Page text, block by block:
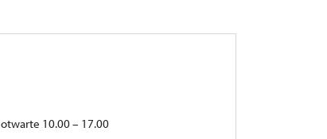
otwarte 10.00 – 17.00